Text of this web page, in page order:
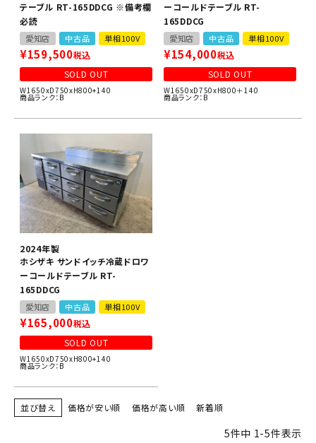
テーブル RT-165DDCG ※備考欄
必読
愛知店 中古品 単相100V
¥159,500税込
SOLD OUT
W1650xD750xH800+140
商品ランク：B
ーコールドテーブル RT-
165DDCG
愛知店 中古品 単相100V
¥154,000税込
SOLD OUT
W1650xD750xH800＋140
商品ランク：B
2024年製
ホシザキ サンドイッチ冷蔵ドロワ
ーコールドテーブル RT-
165DDCG
愛知店 中古品 単相100V
¥165,000税込
SOLD OUT
W1650xD750xH800+140
商品ランク：B
並び替え 価格が安い順 価格が高い順 新着順
5件中 1-5件表示